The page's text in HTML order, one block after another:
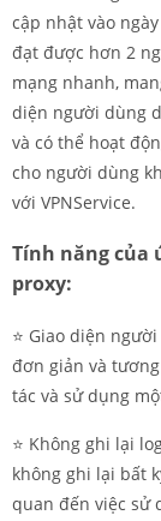
cập nhật vào
đạt được hơn 2
mạng nhanh,
diện người dùng
và có thể hoạt
cho người dùng
với VPNService.
Tính năng của
proxy:
⭐️ Giao diện
đơn giản và
tác và sử dụng
⭐️ Không ghi lại
không ghi lại bất
quan đến việc sử